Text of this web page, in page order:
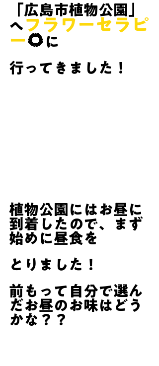
「広島市植物公園」
へ フラワーセラピ
ー🌻 に
行ってきました！
植物公園にはお昼に
到着したので、まず
始めに昼食を
とりました！
前もって自分で選ん
だお昼のお味はどう
かな？？